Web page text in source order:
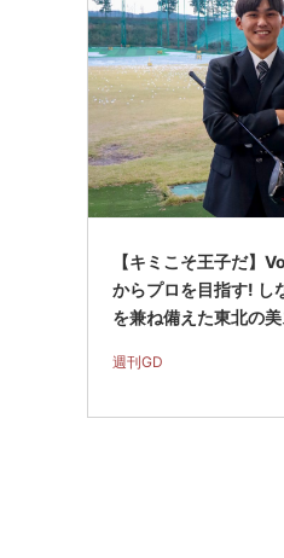
【キミこそ王子だ
からプロを目指す! し
を兼ね備えた東北の
週刊GD